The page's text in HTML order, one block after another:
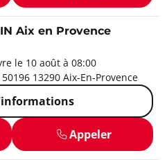
Aix en Provence
le 10 août à 08:00
13290 Aix-En-Provence
Appeler